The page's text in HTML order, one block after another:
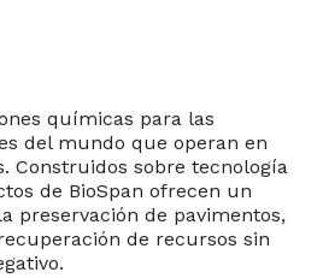
químicas para las
del mundo que operan en
Construidos sobre tecnología
de BioSpan ofrecen un
preservación de pavimentos,
de recursos sin